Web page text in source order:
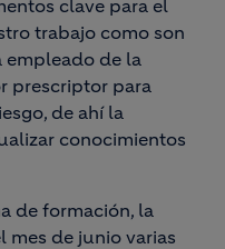
clave para el
trabajo como son
empleado de la
prescriptor para
de ahí la
conocimientos
de formación, la
mes de junio varias